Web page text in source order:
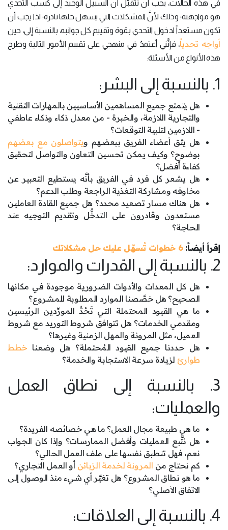
في هذه الحالات، يجب أن تتقبَّل أنَّ السبيل الوحيد إلى كسب التحدي
هو مواجهته؛ وذلك لأنَّ المشكلات التي يسهل حلها نادرة؛ لذا يجب أن
تكون مستعداً لدخول التحدي بقوة وتقييم كل جوانبه، بالنسبة إلي، حين
أواجه تحدياً، فإنَّني أعتمدُ في منهجي على تقييم الأمور التالية وطرح
هذه الأنواع من الأسئلة:
1. بالنسبة إلى البشر:
هل يتمتع جميع المساهمين الأساسيين بالمهارات التقنية
والتجارية اللازمة، والخبرة - من معدل ذكاء وذكاء عاطفي
- اللازمين لتلبية التوقعات؟
هل يثق أعضاء الفريق ببعضهم ويتواصلون مع بعضهم
بوضوح؟ وكيف يمكن تحسين التعاون والتواصل لتحقيق
كفاءة أفضل؟
هل يشعر كل فرد في الفريق بأنَّه يستطيع التعبير عن
مخاوفه ومشاركة التغذية الراجعة وطلب الدعم؟
هل هناك مسار تصعيد محدد؟ هل جميع القادة العاملين
مستعدون وقادرون على التدخُّل وتقديم التوجيه عند
الحاجة؟
إقرأ أيضاً:6 خطوات تُسهّل عليك حل مشكلاتك
2. بالنسبة إلى القدرات والموارد:
هل كل المعدات والأدوات الضرورية موجودة في مكانها
الصحيح؟ هل خصَّصنا الموارد المطلوبة للمشروع؟
ما هي القيود المحتملة التي تَحُدُّ المورِّدين الرئيسين
ومقدمي الخدمات؟ هل تتوافق شروط التوريد مع شروط
العميل، مثل المرونة والمهل الزمنية وغيرها؟
هل حددنا جميع القيود المُحتملة؟ هل وضعنا خطط
طوارئ لزيادة سرعة الاستجابة والخدمة؟
3. بالنسبة إلى نطاق العمل
والعمليات:
ما هي طبيعة مجال العمل؟ ما هي خصائصه الفريدة؟
هل نتَّبع العمليات وأفضل الممارسات؟ وإذا كان الجواب
نعم، فهل تنطبق نفسها على ملف العمل الحالي؟
كم نحتاج من المرونة لخدمة الزبائن أو العمل التجاري؟
ما هو نطاق المشروع؟ هل تغيَّر أي شيء منذ الوصول إلى
الاتفاق الأصلي؟
4. بالنسبة إلى العلاقات: